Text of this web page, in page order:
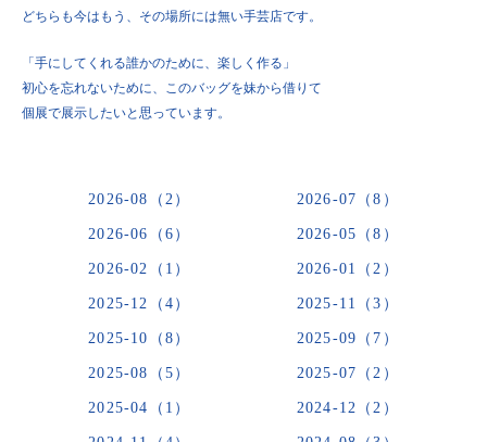
どちらも今はもう、その場所には無い手芸店です。
「手にしてくれる誰かのために、楽しく作る」
初心を忘れないために、このバッグを妹から借りて
個展で展示したいと思っています。
2026-08（2） 2026-07（8）
2026-06（6） 2026-05（8）
2026-02（1） 2026-01（2）
2025-12（4） 2025-11（3）
2025-10（8） 2025-09（7）
2025-08（5） 2025-07（2）
2025-04（1） 2024-12（2）